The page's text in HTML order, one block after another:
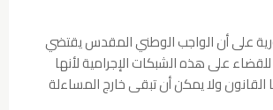
على أن الواجب الوطني المقدس يقتضي
على هذه الشبكات الإجرامية لأنها
القانون ولا يمكن أن تبقى خارج المساءلة